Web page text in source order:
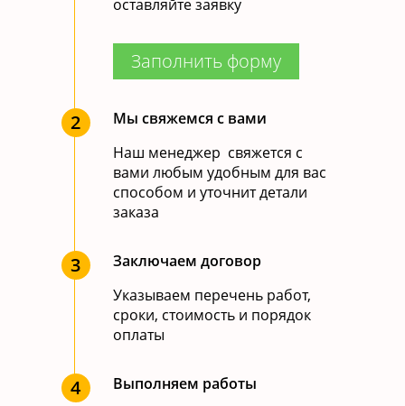
Видовая терраса
пентхауса на крыше
Retro семейная зона
комфорта
оставляйте заявку
Заполнить форму
2
Мы свяжемся с вами
Наш менеджер свяжется с
вами любым удобным для вас
способом и уточнит детали
заказа
3
Заключаем договор
Указываем перечень работ,
сроки, стоимость и порядок
оплаты
4
Выполняем работы